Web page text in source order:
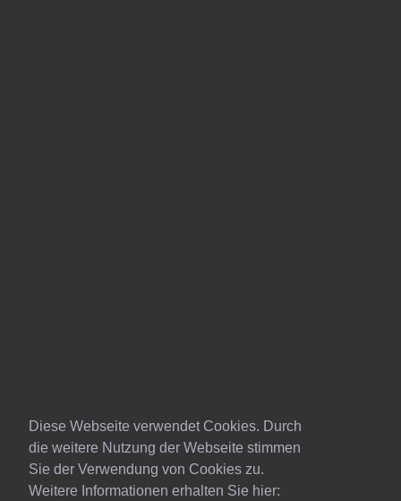
Diese Webseite verwendet Cookies. Durch
die weitere Nutzung der Webseite stimmen
Sie der Verwendung von Cookies zu.
Weitere Informationen erhalten Sie hier: